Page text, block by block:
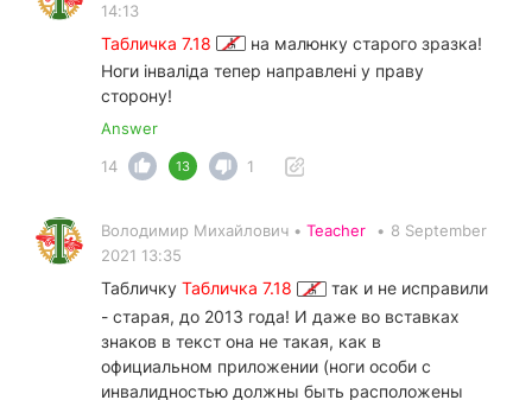
14:13
Табличка 7.18
на малюнку старого зразка!
Ноги інваліда тепер направлені у праву
сторону!
Answer
14
13 1
Володимир Михайлович • Teacher • 8 September
2021 13:35
Табличку Табличка 7.18
так и не исправили
- старая, до 2013 года! И даже во вставках
знаков в текст она не такая, как в
официальном приложении (ноги особи с
инвалидностью должны быть расположены